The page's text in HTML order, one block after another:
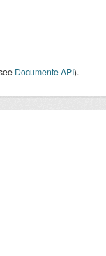
Documente API).